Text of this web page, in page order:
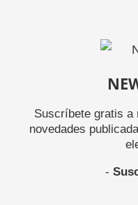
Suscríbete gratis a
novedades
-